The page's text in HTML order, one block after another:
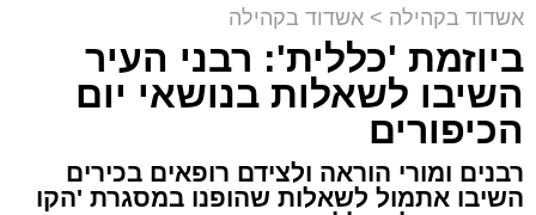
אשדוד בקהילה > אשדוד בקהילה
ביוזמת 'כללית': רבני העיר
השיבו לשאלות בנושאי יום
הכיפורים
רבנים ומורי הוראה ולצידם רופאים בכירים
השיבו אתמול לשאלות שהופנו במסגרת 'הקו